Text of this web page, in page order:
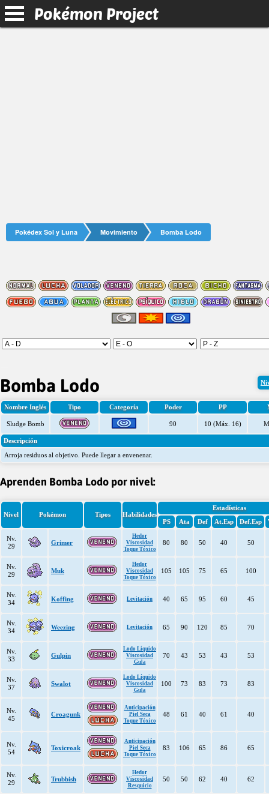
Pokémon Project
Pokédex Sol y Luna Movimiento Bomba Lodo
Bomba Lodo
Nombre Inglés Tipo Categoría Poder PP
Sludge Bomb 90 10 (Máx. 16)
Descripción
Arroja residuos al objetivo. Puede llegar a envenenar.
Aprenden Bomba Lodo por nivel:
Nivel Pokémon Tipos Habilidades
Estadísticas
PS
Ata Def At.Esp Def.Esp
Nv.
29
Grimer
Hedor
Viscosidad
Toque Tóxico
80 80 50 40 50
Nv.
29
Muk
Hedor
Viscosidad
Toque Tóxico
105 105 75 65 100
Nv.
34
Koffing Levitación 40 65 95 60 45
Nv.
34
Weezing Levitación 65 90 120 85 70
Nv.
33
Gulpin
Lodo Líquido
Viscosidad
Gula
70 43 53 43 53
Nv.
37
Swalot
Lodo Líquido
Viscosidad
Gula
100 73 83 73 83
Nv.
45
Croagunk
Anticipación
Piel Seca
Toque Tóxico
48 61 40 61 40
Nv.
54
Toxicroak
Anticipación
Piel Seca
Toque Tóxico
83 106 65 86 65
Nv.
29
Trubbish
Hedor
Viscosidad
Resquicio
50 50 62 40 62